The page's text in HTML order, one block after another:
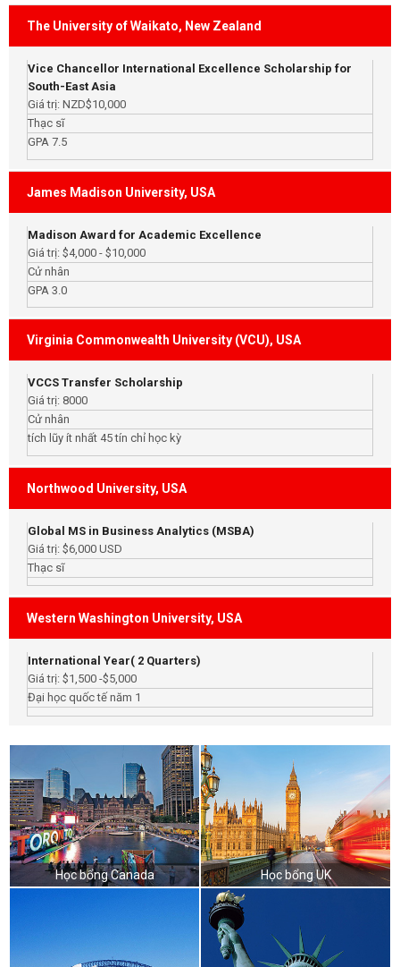
The University of Waikato, New Zealand
Vice Chancellor International Excellence Scholarship for
South-East Asia
Giá trị: NZD$10,000
Thạc sĩ
GPA 7.5
James Madison University, USA
Madison Award for Academic Excellence
Giá trị: $4,000 - $10,000
Cử nhân
GPA 3.0
Virginia Commonwealth University (VCU), USA
VCCS Transfer Scholarship
Giá trị: 8000
Cử nhân
tích lũy ít nhất 45 tín chỉ học kỳ
Northwood University, USA
Global MS in Business Analytics (MSBA)
Giá trị: $6,000 USD
Thạc sĩ
Western Washington University, USA
International Year( 2 Quarters)
Giá trị: $1,500 -$5,000
Đại học quốc tế năm 1
Học bổng Canada Học bổng UK